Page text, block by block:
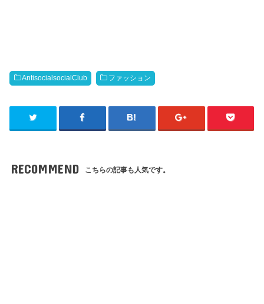
AntisocialsocialClub ファッション
RECOMMEND こちらの記事も人気です。